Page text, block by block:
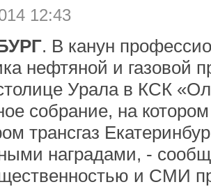
12:43
. В канун
нефтяной и газовой
Урала в КСК
собрание, на
трансгаз
наградами, -
и СМИ